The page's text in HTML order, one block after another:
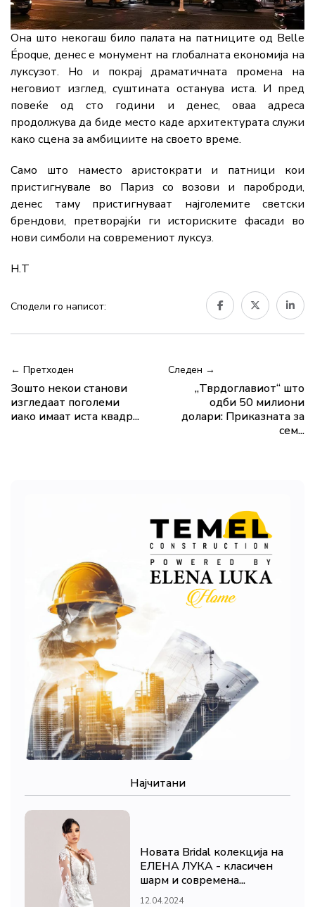
Она што некогаш било палата на патниците од Belle
Époque, денес е монумент на глобалната економија на
луксузот. Но и покрај драматичната промена на
неговиот изглед, суштината останува иста. И пред
повеќе од сто години и денес, оваа адреса
продолжува да биде место каде архитектурата служи
како сцена за амбициите на своето време.
Само што наместо аристократи и патници кои
пристигнувале во Париз со возови и пароброди,
денес таму пристигнуваат најголемите светски
брендови, претворајќи ги историските фасади во
нови симболи на современиот луксуз.
Н.Т
Сподели го написот:
← Претходен
Зошто некои станови
изгледаат поголеми
иако имаат иста квадр...
Следен →
„Тврдоглавиот“ што
одби 50 милиони
долари: Приказната за
сем...
Најчитани
Новата Bridal колекција на
ЕЛЕНА ЛУКА - класичен
шарм и современа...
12.04.2024